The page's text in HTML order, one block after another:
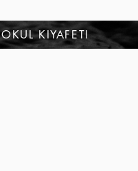
OKUL KIYAFETI